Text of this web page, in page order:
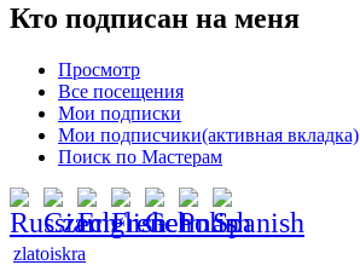
Кто подписан на меня
Просмотр
Все посещения
Мои подписки
Мои подписчики(активная вкладка)
Поиск по Мастерам
zlatoiskra